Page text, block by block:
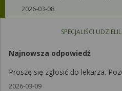
2026-03-08
SPECJALIŚCI UDZIELILI
Najnowsza odpowiedź
Proszę się zgłosić do lekarza.
2026-03-09